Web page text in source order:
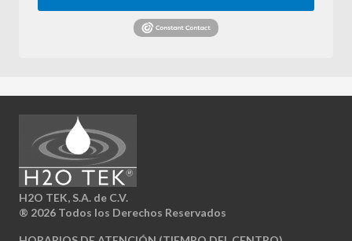
H2O TEK, S.A. de C.V.
® 2026 Todos los Derechos Reservados